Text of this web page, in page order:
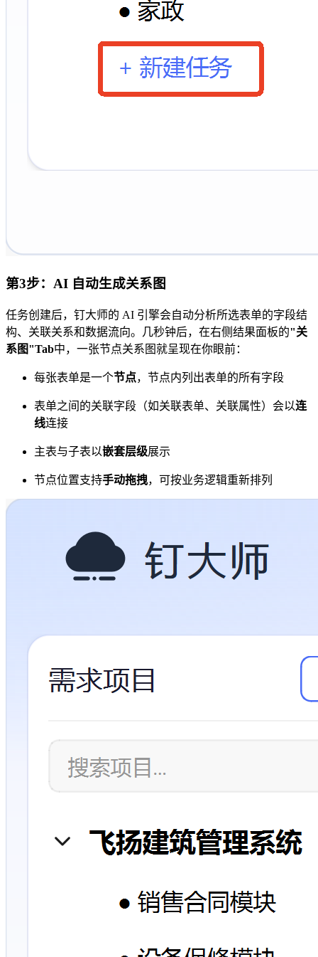
第3步：AI 自动生成关系图
任务创建后，钉大师的 AI 引擎会自动分析所选表单的字段结
构、关联关系和数据流向。几秒钟后，在右侧结果面板的"关
系图"Tab中，一张节点关系图就呈现在你眼前：
每张表单是一个节点，节点内列出表单的所有字段
表单之间的关联字段（如关联表单、关联属性）会以连
线连接
主表与子表以嵌套层级展示
节点位置支持手动拖拽，可按业务逻辑重新排列